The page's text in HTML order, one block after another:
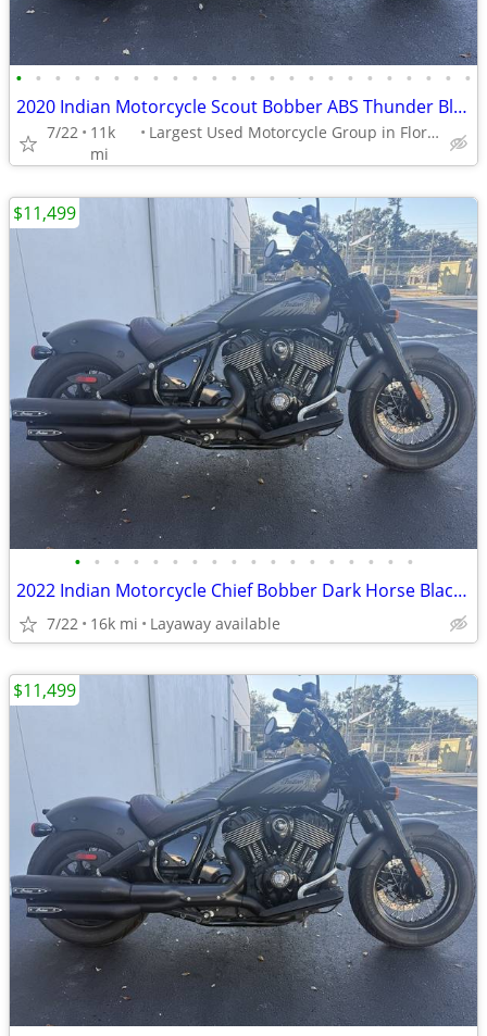
• • • • • • • • • • • • • • • • • • • • • • • •
2020 Indian Motorcycle Scout Bobber ABS Thunder Black Smoke
7/22
11k
mi
Largest Used Motorcycle Group in Florida
• • • • • • • • • • • • • • • • • •
2022 Indian Motorcycle Chief Bobber Dark Horse Black Smoke
7/22 16k mi Layaway available
$11,499
$11,499